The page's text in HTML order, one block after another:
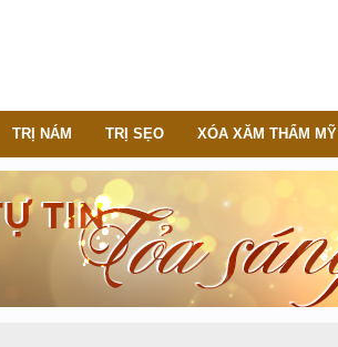
TRỊ NÁM TRỊ SẸO XÓA XĂM THẨM MỸ